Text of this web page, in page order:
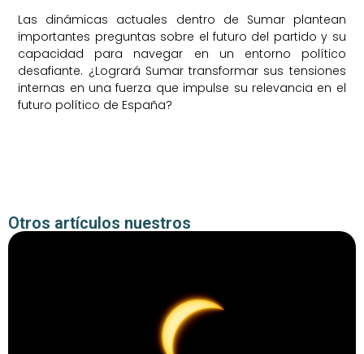
Las dinámicas actuales dentro de Sumar plantean
importantes preguntas sobre el futuro del partido y su
capacidad para navegar en un entorno político
desafiante. ¿Logrará Sumar transformar sus tensiones
internas en una fuerza que impulse su relevancia en el
futuro político de España?
Otros artículos nuestros